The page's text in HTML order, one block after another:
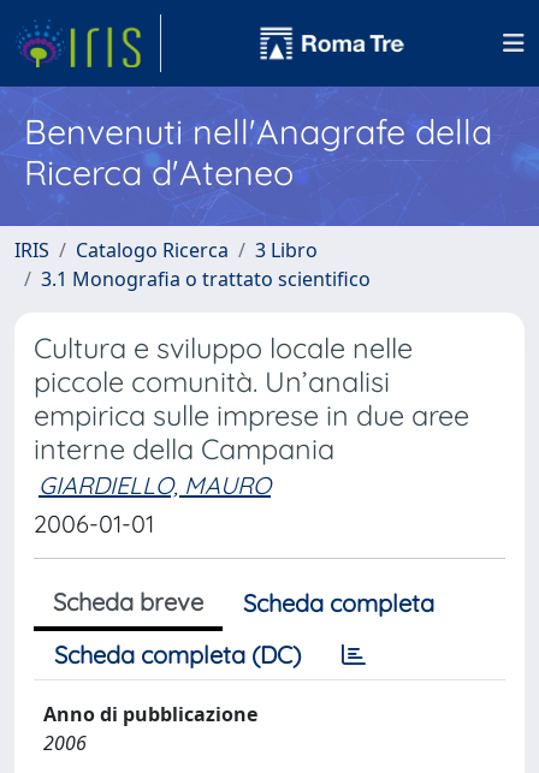
Benvenuti nell'Anagrafe della
Ricerca d'Ateneo
IRIS Catalogo Ricerca
3 Libro
3.1 Monografia o trattato scientifico
Cultura e sviluppo locale nelle
piccole comunità. Un’analisi
empirica sulle imprese in due aree
interne della Campania
GIARDIELLO, MAURO
2006-01-01
Scheda breve
Scheda completa
Scheda completa (DC)
Anno di pubblicazione
2006